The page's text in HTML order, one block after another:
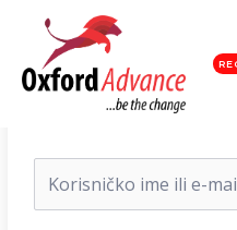
Dobrodošli nazad!